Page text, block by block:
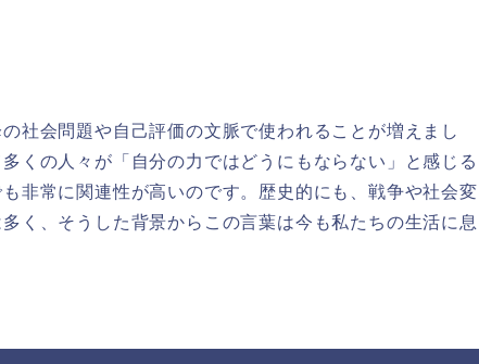
社会問題や自己評価の文脈で使われることが増えまし
くの人々が「自分の力ではどうにもならない」と感じる
非常に関連性が高いのです。歴史的にも、戦争や社会変
く、そうした背景からこの言葉は今も私たちの生活に息